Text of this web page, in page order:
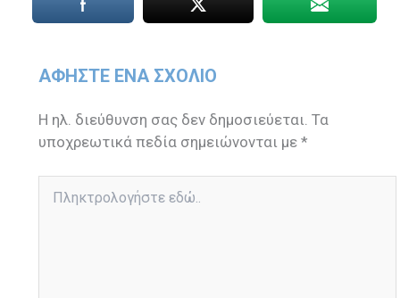
ΑΦΉΣΤΕ ΈΝΑ ΣΧΌΛΙΟ
Η ηλ. διεύθυνση σας δεν δημοσιεύεται. Τα
υποχρεωτικά πεδία σημειώνονται με*
εδώ..